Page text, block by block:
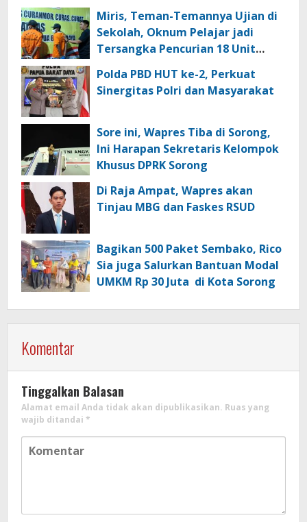
Miris, Teman-Temannya Ujian di
Sekolah, Oknum Pelajar jadi
Tersangka Pencurian 18 Unit
Polda PBD HUT ke-2, Perkuat
Sinergitas Polri dan Masyarakat
Sore ini, Wapres Tiba di Sorong,
Ini Harapan Sekretaris Kelompok
Khusus DPRK Sorong
Di Raja Ampat, Wapres akan
Tinjau MBG dan Faskes RSUD
Bagikan 500 Paket Sembako, Rico
Sia juga Salurkan Bantuan Modal
UMKM Rp 30 Juta di Kota Sorong
Komentar
Tinggalkan Balasan
Alamat email Anda tidak akan dipublikasikan. Ruas yang
wajib ditandai *